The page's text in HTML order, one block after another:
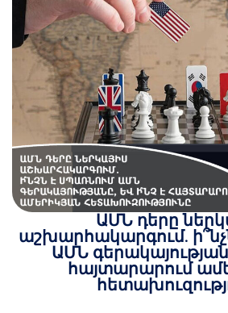
ԱՄՆ դերը
աշխարհակարգում.
ԱՄՆ
հայտարարում